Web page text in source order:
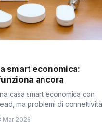
smart economica:
ancora
casa smart economica con
ma problemi di connettività
Mar 2026